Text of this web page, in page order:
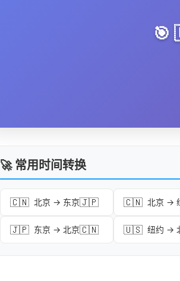
🎯
🚀 常用时间转换
🇨🇳 北京 → 东京🇯🇵 🇨🇳 北京 →
🇯🇵 东京 → 北京🇨🇳 🇺🇸 纽约 →